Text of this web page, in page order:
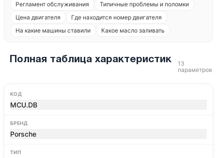
Регламент обслуживания
Типичные проблемы и поломки
Цена двигателя
Где находится номер двигателя
На какие машины ставили
Какое масло заливать
Полная таблица характеристик
13
параметров
КОД
MCU.DB
БРЕНД
Porsche
ТИП